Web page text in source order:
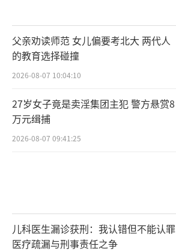
父亲劝读师范 女儿偏要考北大 两代人
的教育选择碰撞
2026-08-07 10:04:10
27岁女子竟是卖淫集团主犯 警方悬赏8
万元缉捕
2026-08-07 09:41:25
儿科医生漏诊获刑：我认错但不能认罪
医疗疏漏与刑事责任之争